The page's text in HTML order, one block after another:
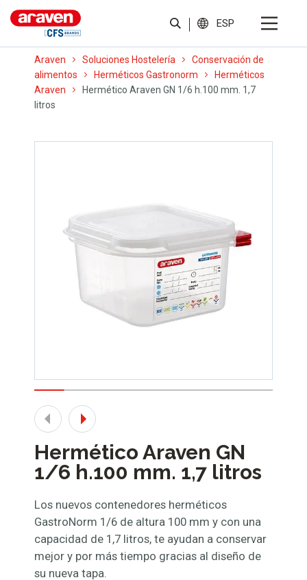
ESP
Araven Soluciones Hostelería
Conservación de
alimentos
Herméticos Gastronorm
Herméticos
Araven
Hermético Araven GN 1/6 h.100 mm. 1,7
litros
Hermético Araven GN
1/6 h.100 mm. 1,7 litros
Los nuevos contenedores herméticos
GastroNorm 1/6 de altura 100 mm y con una
capacidad de 1,7 litros, te ayudan a conservar
mejor y por más tiempo gracias al diseño de
su nueva tapa.